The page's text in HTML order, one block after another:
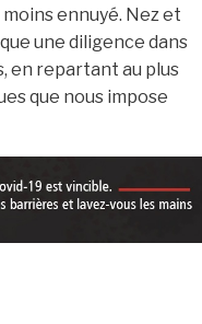
ennuyé. Nez et
une diligence dans
en repartant au plus
que nous impose